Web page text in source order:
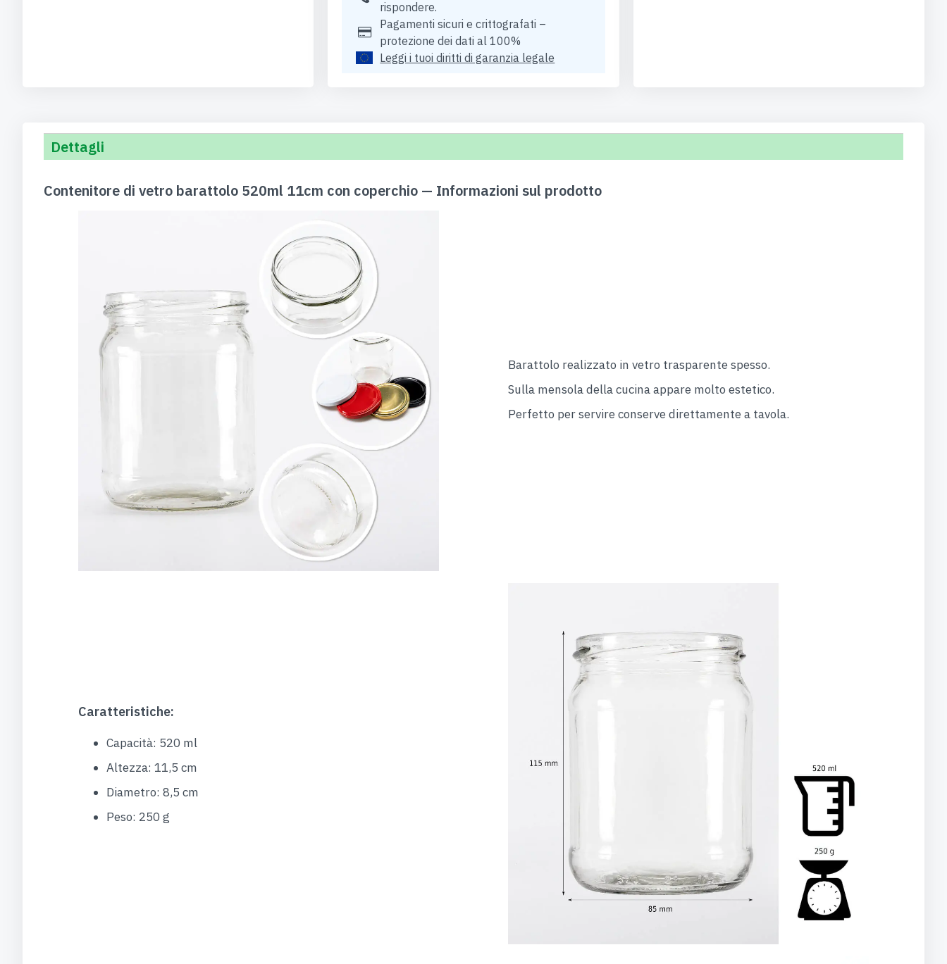
rispondere.
Pagamenti sicuri e crittografati –
protezione dei dati al 100%
Leggi i tuoi diritti di garanzia legale
Dettagli
Contenitore di vetro barattolo 520ml 11cm con coperchio — Informazioni sul prodotto
Barattolo realizzato in vetro trasparente spesso.
Sulla mensola della cucina appare molto estetico.
Perfetto per servire conserve direttamente a tavola.
Caratteristiche:
Capacità: 520 ml
Altezza: 11,5 cm
Diametro: 8,5 cm
Peso: 250 g